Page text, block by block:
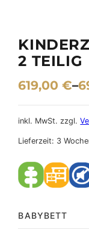
2 TEILIG
619,00€–
inkl. MwSt. zzgl.
Lieferzeit: 3
BABYBETT